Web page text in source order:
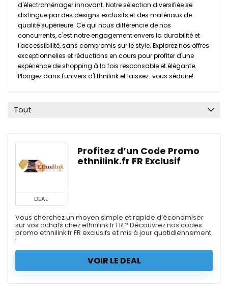
d'électroménager innovant. Notre sélection diversifiée se
distingue par des designs exclusifs et des matériaux de
qualité supérieure. Ce qui nous différencie de nos
concurrents, c'est notre engagement envers la durabilité et
l'accessibilité, sans compromis sur le style. Explorez nos offres
exceptionnelles et réductions en cours pour profiter d'une
expérience de shopping à la fois responsable et élégante.
Plongez dans l'univers d'Ethnilink et laissez-vous séduire!
Tout
DEAL
Profitez d’un Code Promo
ethnilink.fr FR Exclusif
Vous cherchez un moyen simple et rapide d’économiser
sur vos achats chez ethnilink.fr FR ? Découvrez nos codes
promo ethnilink.fr FR exclusifs et mis à jour quotidiennement
!
VOIR LE DEAL